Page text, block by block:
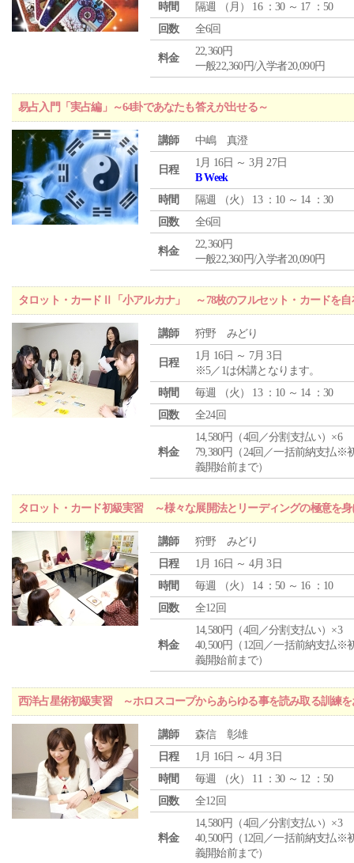
時間
隔週 （ 月 ） 16 ：30 ～ 17 ：50
回数
全6回
料金
22,360円
一般22,360円/入学者20,090円
易占入門「実占編」～64卦であなたも答えが出せる～
講師 中嶋 真澄
日程
1月 16日 ～ 3月 27日
B Week
時間
隔週 （火 ） 13 ：10 ～ 14 ：30
回数
全6回
料金
22,360円
一般22,360円/入学者20,090円
タロット・カードⅡ「小アルカナ」 ～78枚のフルセット・カードを自
講師 狩野 みどり
日程
1月 16日 ～ 7月 3日
※5／1は休講となります。
時間
毎週 （火 ） 13 ：10 ～ 14 ：30
回数
全24回
料金
14,580円（4回／分割支払い）×6
79,380円（24回／一括前納支払※
義開始前まで）
タロット・カード初級実習 ～様々な展開法とリーディングの極意を身
講師
狩野 みどり
日程
1月 16日 ～ 4月 3日
時間
毎週 （火 ） 14 ：50 ～ 16 ：10
回数
全12回
料金
14,580円（4回／分割支払い）×3
40,500円（12回／一括前納支払※
義開始前まで）
西洋占星術初級実習 ～ホロスコープからあらゆる事を読み取る訓練を
講師
森信 彰雄
日程
1月 16日 ～ 4月 3日
時間
毎週 （火 ） 11 ：30 ～ 12 ：50
回数
全12回
料金
14,580円（4回／分割支払い）×3
40,500円（12回／一括前納支払※
義開始前まで）